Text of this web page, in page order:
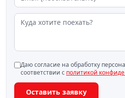
Даю согласие на обработку
соответствии с политикой
Оставить заявку